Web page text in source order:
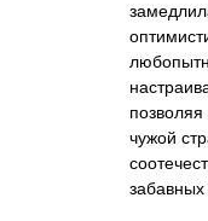
позволяя
чужой
забавных